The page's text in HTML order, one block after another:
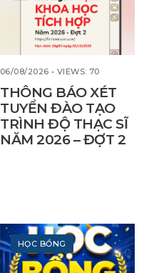
06/08/2026 • VIEWS: 70
THÔNG BÁO XÉT
TUYỂN ĐÀO TẠO
TRÌNH ĐỘ THẠC SĨ
NĂM 2026 – ĐỢT 2
HỌC BỔNG